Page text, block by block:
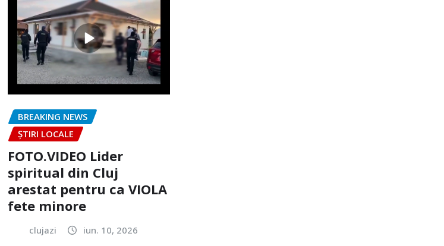
BREAKING NEWS
ȘTIRI LOCALE
FOTO.VIDEO Lider
spiritual din Cluj
arestat pentru ca VIOLA
fete minore
clujazi iun. 10, 2026